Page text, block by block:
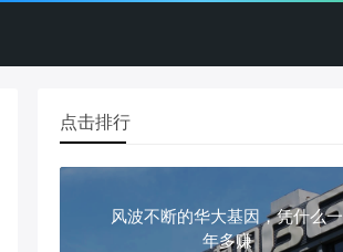
点击排行
风波不断的华大基因，凭什么一
年多赚